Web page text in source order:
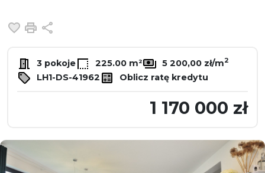
Dodaj do ulubionych
Drukuj
3 pokoje 225.00 m² 5 200,00 zł/m2
LH1-DS-41962 Oblicz ratę kredytu
1 170 000 zł